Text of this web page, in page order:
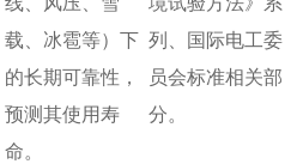
载、冰雹等）下
的长期可靠性，
预测其使用寿
命。
列、国际电工委
员会标准相关部
分。